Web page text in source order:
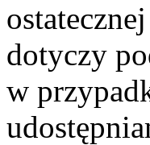
dotyczy
w